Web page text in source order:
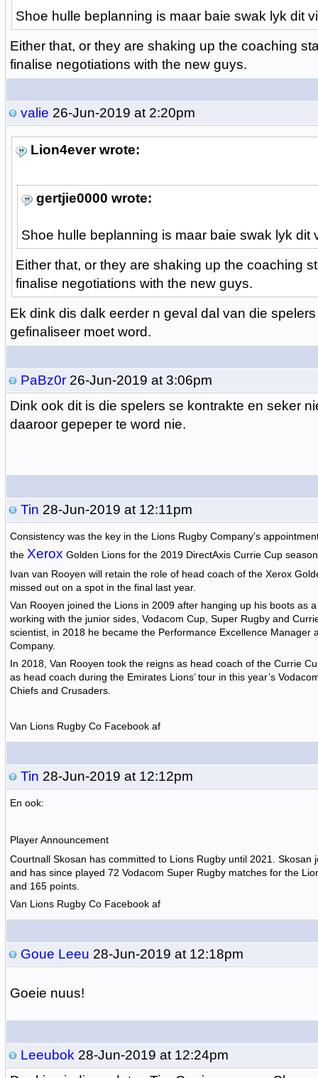
Shoe hulle beplanning is maar baie swak lyk dit
Either that, or they are shaking up the coaching
finalise negotiations with the new guys.
valie 26-Jun-2019 at 2:20pm
Lion4ever wrote:
gertjie0000 wrote:
Shoe hulle beplanning is maar baie swak lyk dit
Either that, or they are shaking up the coaching
finalise negotiations with the new guys.
Ek dink dis dalk eerder n geval dal van die
gefinaliseer moet word.
PaBz0r26-Jun-2019 at 3:06pm
Dink ook dit is die spelers se kontrakte en seker
daaroor gepeper te word nie.
Tin 28-Jun-2019 at 12:11pm
Consistency was the key in the Lions Rugby Company’s
the Xerox Golden Lions for the 2019 DirectAxis Currie Cup
Ivan van Rooyen will retain the role of head coach of the Xerox
missed out on a spot in the final last year.
Van Rooyen joined the Lions in 2009 after hanging up his boots as
working with the junior sides, Vodacom Cup, Super Rugby and
scientist, in 2018 he became the Performance Excellence Manager
Company.
In 2018, Van Rooyen took the reigns as head coach of the Currie
as head coach during the Emirates Lions’ tour in this year’s
Chiefs and Crusaders.
Van Lions Rugby Co Facebook af
Tin 28-Jun-2019 at 12:12pm
En ook:
Player Announcement
Courtnall Skosan has committed to Lions Rugby until 2021. Skosan
and has since played 72 Vodacom Super Rugby matches for the
and 165 points.
Van Lions Rugby Co Facebook af
Goue Leeu 28-Jun-2019 at 12:18pm
Goeie nuus!
Leeubok 28-Jun-2019 at 12:24pm